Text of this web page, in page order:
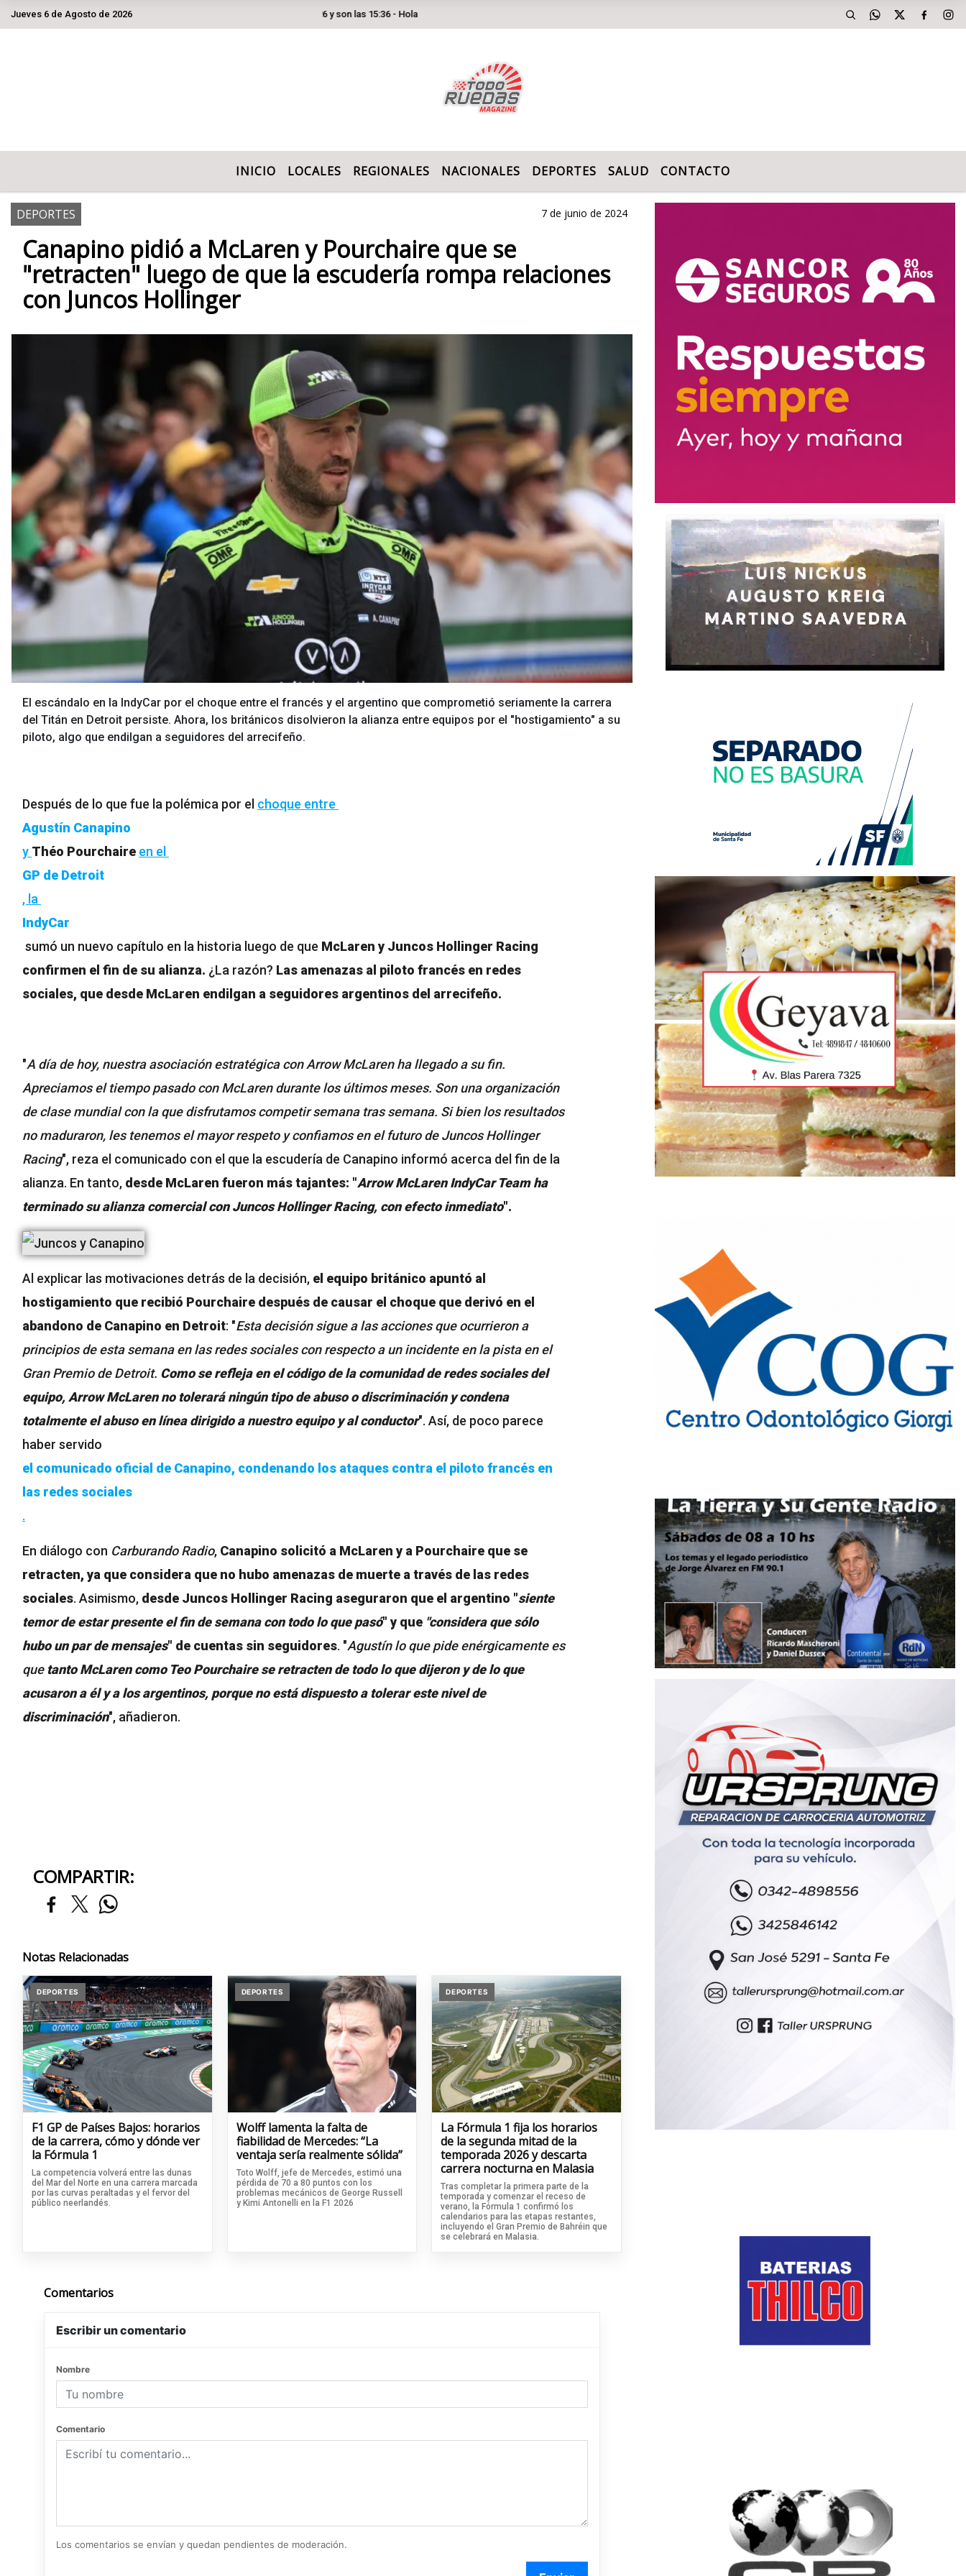
Jueves 6 de Agosto de 2026Hoy es Jueves 6 de Agosto de 2026 y son las 15:36 - Hola
INICIO LOCALES REGIONALES NACIONALES DEPORTES SALUD CONTACTO
DEPORTES 7 de junio de 2024
Canapino pidió a McLaren y Pourchaire que se
"retracten" luego de que la escudería rompa relaciones
con Juncos Hollinger
El escándalo en la IndyCar por el choque entre el francés y el argentino que comprometió seriamente la carrera
del Titán en Detroit persiste. Ahora, los británicos disolvieron la alianza entre equipos por el "hostigamiento" a su
piloto, algo que endilgan a seguidores del arrecifeño.
Después de lo que fue la polémica por el choque entre
Agustín Canapino
y Théo Pourchaire en el
GP de Detroit
, la
IndyCar
sumó un nuevo capítulo en la historia luego de que McLaren y Juncos Hollinger Racing
confirmen el fin de su alianza. ¿La razón? Las amenazas al piloto francés en redes
sociales, que desde McLaren endilgan a seguidores argentinos del arrecifeño.
"A día de hoy, nuestra asociación estratégica con Arrow McLaren ha llegado a su fin.
Apreciamos el tiempo pasado con McLaren durante los últimos meses. Son una organización
de clase mundial con la que disfrutamos competir semana tras semana. Si bien los resultados
no maduraron, les tenemos el mayor respeto y confiamos en el futuro de Juncos Hollinger
Racing", reza el comunicado con el que la escudería de Canapino informó acerca del fin de la
alianza. En tanto, desde McLaren fueron más tajantes: "Arrow McLaren IndyCar Team ha
terminado su alianza comercial con Juncos Hollinger Racing, con efecto inmediato".
Al explicar las motivaciones detrás de la decisión, el equipo británico apuntó al
hostigamiento que recibió Pourchaire después de causar el choque que derivó en el
abandono de Canapino en Detroit: "Esta decisión sigue a las acciones que ocurrieron a
principios de esta semana en las redes sociales con respecto a un incidente en la pista en el
Gran Premio de Detroit. Como se refleja en el código de la comunidad de redes sociales del
equipo, Arrow McLaren no tolerará ningún tipo de abuso o discriminación y condena
totalmente el abuso en línea dirigido a nuestro equipo y al conductor". Así, de poco parece
haber servido
el comunicado oficial de Canapino, condenando los ataques contra el piloto francés en
las redes sociales
.
En diálogo con Carburando Radio, Canapino solicitó a McLaren y a Pourchaire que se
retracten, ya que considera que no hubo amenazas de muerte a través de las redes
sociales. Asimismo, desde Juncos Hollinger Racing aseguraron que el argentino "siente
temor de estar presente el fin de semana con todo lo que pasó" y que "considera que sólo
hubo un par de mensajes" de cuentas sin seguidores. "Agustín lo que pide enérgicamente es
quetanto McLaren como Teo Pourchaire se retracten de todo lo que dijeron y de lo que
acusaron a él y a los argentinos, porque no está dispuesto a tolerar este nivel de
discriminación", añadieron.
COMPARTIR:
Notas Relacionadas
DEPORTES
F1 GP de Países Bajos: horarios
de la carrera, cómo y dónde ver
la Fórmula 1
La competencia volverá entre las dunas
del Mar del Norte en una carrera marcada
por las curvas peraltadas y el fervor del
público neerlandés.
DEPORTES
Wolff lamenta la falta de
fiabilidad de Mercedes: “La
ventaja sería realmente sólida”
Toto Wolff, jefe de Mercedes, estimó una
pérdida de 70 a 80 puntos con los
problemas mecánicos de George Russell
y Kimi Antonelli en la F1 2026
DEPORTES
La Fórmula 1 fija los horarios
de la segunda mitad de la
temporada 2026 y descarta
carrera nocturna en Malasia
Tras completar la primera parte de la
temporada y comenzar el receso de
verano, la Fórmula 1 confirmó los
calendarios para las etapas restantes,
incluyendo el Gran Premio de Bahréin que
se celebrará en Malasia.
Comentarios
Escribir un comentario
Nombre
Comentario
Los comentarios se envían y quedan pendientes de moderación.